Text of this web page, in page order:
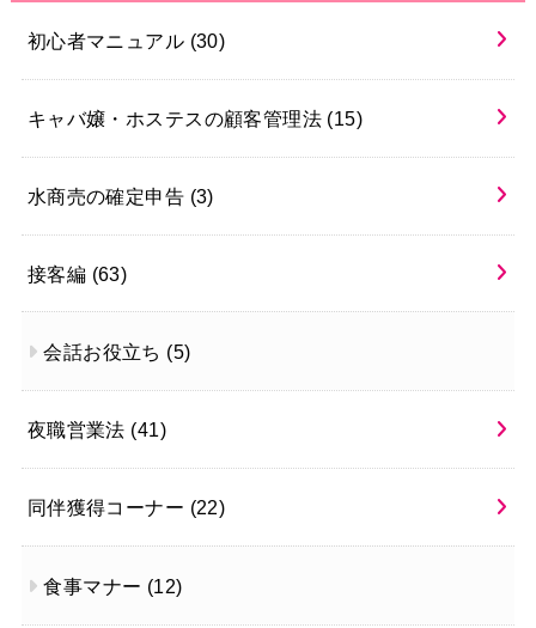
初心者マニュアル (30)
キャバ嬢・ホステスの顧客管理法 (15)
水商売の確定申告 (3)
接客編 (63)
会話お役立ち (5)
夜職営業法 (41)
同伴獲得コーナー (22)
食事マナー (12)